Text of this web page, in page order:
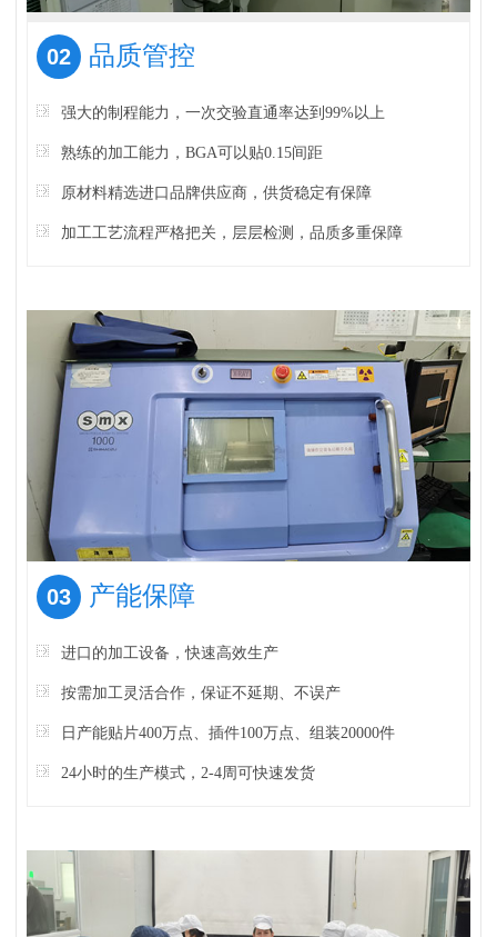
02 品质管控
强大的制程能力，一次交验直通率达到99%以上
熟练的加工能力，BGA可以贴0.15间距
原材料精选进口品牌供应商，供货稳定有保障
加工工艺流程严格把关，层层检测，品质多重保障
03 产能保障
进口的加工设备，快速高效生产
按需加工灵活合作，保证不延期、不误产
日产能贴片400万点、插件100万点、组装20000件
24小时的生产模式，2-4周可快速发货